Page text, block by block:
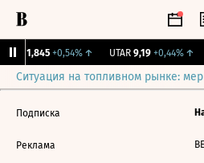
1,845 +0,54%↑ UTAR 9,19 +0,44%↑
Ситуация на топливном рынке:
Подписка
Реклама